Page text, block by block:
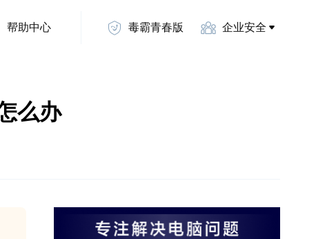
帮助中心 毒霸青春版 企业安全
么办